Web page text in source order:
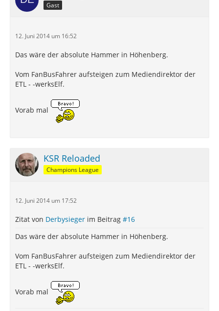
Gast
12. Juni 2014 um 16:52
Das wäre der absolute Hammer in Höhenberg.
Vom FanBusFahrer aufsteigen zum Mediendirektor der
ETL - -werksElf.
Vorab mal
KSR Reloaded
Champions League
12. Juni 2014 um 17:52
Zitat von Derbysieger im Beitrag #16
Das wäre der absolute Hammer in Höhenberg.
Vom FanBusFahrer aufsteigen zum Mediendirektor der
ETL - -werksElf.
Vorab mal